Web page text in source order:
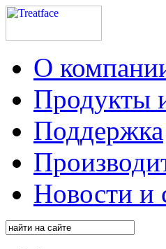
О
Продукты
Поддержка
Новости и